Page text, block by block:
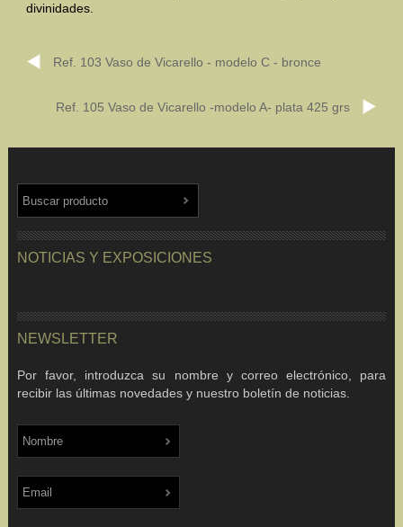
BUSCAR
divinidades.
Ref. 103 Vaso de Vicarello - modelo C - bronce
Ref. 105 Vaso de Vicarello -modelo A- plata 425 grs
NOTICIAS Y EXPOSICIONES
NEWSLETTER
Por favor, introduzca su nombre y correo electrónico, para
recibir las últimas novedades y nuestro boletín de noticias.